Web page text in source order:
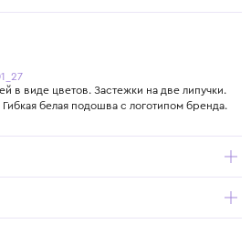
в виде цветов. Застежки на две липучки.
Гибкая белая подошва с логотипом бренда.